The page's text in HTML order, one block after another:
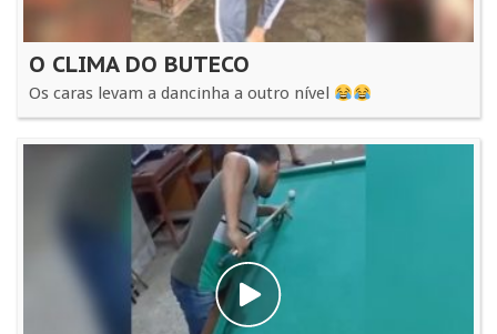
O CLIMA DO BUTECO
Os caras levam a dancinha a outro nível